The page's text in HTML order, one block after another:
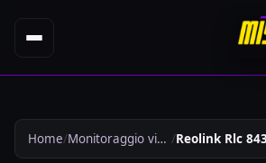
Home Monitoraggio video